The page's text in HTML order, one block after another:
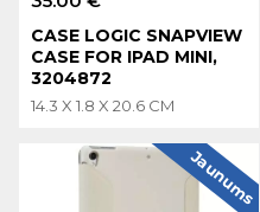
CASE LOGIC SNAPVIEW
CASE FOR IPAD MINI,
3204872
14.3 X 1.8 X 20.6 CM
Jaunums